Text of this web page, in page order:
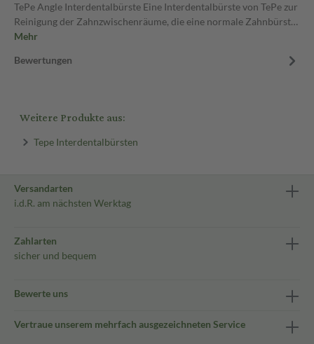
TePe Angle Interdentalbürste Eine Interdentalbürste von TePe zur
Reinigung der Zahnzwischenräume, die eine normale Zahnbürst…
Mehr
Bewertungen
Weitere Produkte aus:
Tepe Interdentalbürsten
Versandarten
i.d.R. am nächsten Werktag
Zahlarten
sicher und bequem
Bewerte uns
Vertraue unserem mehrfach ausgezeichneten Service